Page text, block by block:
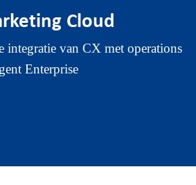
Cloud
integratie van CX met operations
Enterprise